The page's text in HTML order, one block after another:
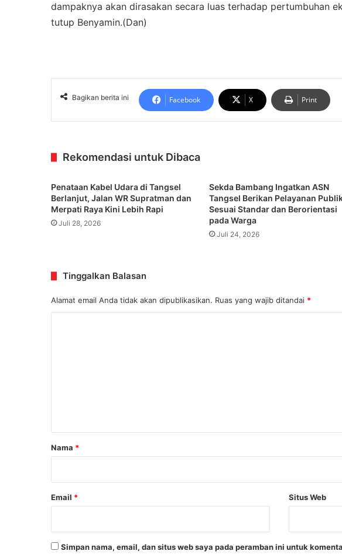
dampaknya akan dirasakan secara luas terhadap pertumbuhan
tutup Benyamin.(Dan)
Bagikan berita ini Facebook X Print
Rekomendasi untuk Dibaca
Penataan Kabel Udara di Tangsel
Berlanjut, Jalan WR Supratman dan
Merpati Raya Kini Lebih Rapi
Juli 28, 2026
Sekda Bambang Ingatkan ASN
Tangsel Berikan Pelayanan
Sesuai Standar dan Berorientasi
pada Warga
Juli 24, 2026
Tinggalkan Balasan
Alamat email Anda tidak akan dipublikasikan. Ruas yang wajib ditandai *
r
Nama *
Email * Situs Web
Simpan nama, email, dan situs web saya pada peramban ini untuk